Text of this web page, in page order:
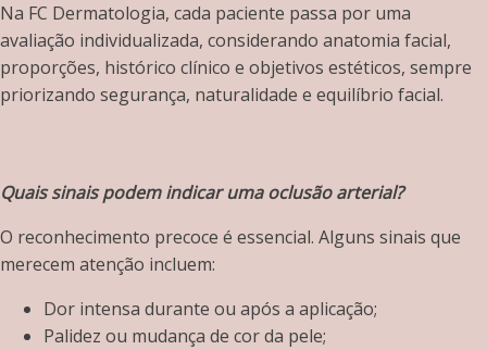
Na FC Dermatologia, cada paciente passa por uma
avaliação individualizada, considerando anatomia facial,
proporções, histórico clínico e objetivos estéticos, sempre
priorizando segurança, naturalidade e equilíbrio facial.
Quais sinais podem indicar uma oclusão arterial?
O reconhecimento precoce é essencial. Alguns sinais que
merecem atenção incluem:
Dor intensa durante ou após a aplicação;
Palidez ou mudança de cor da pele;